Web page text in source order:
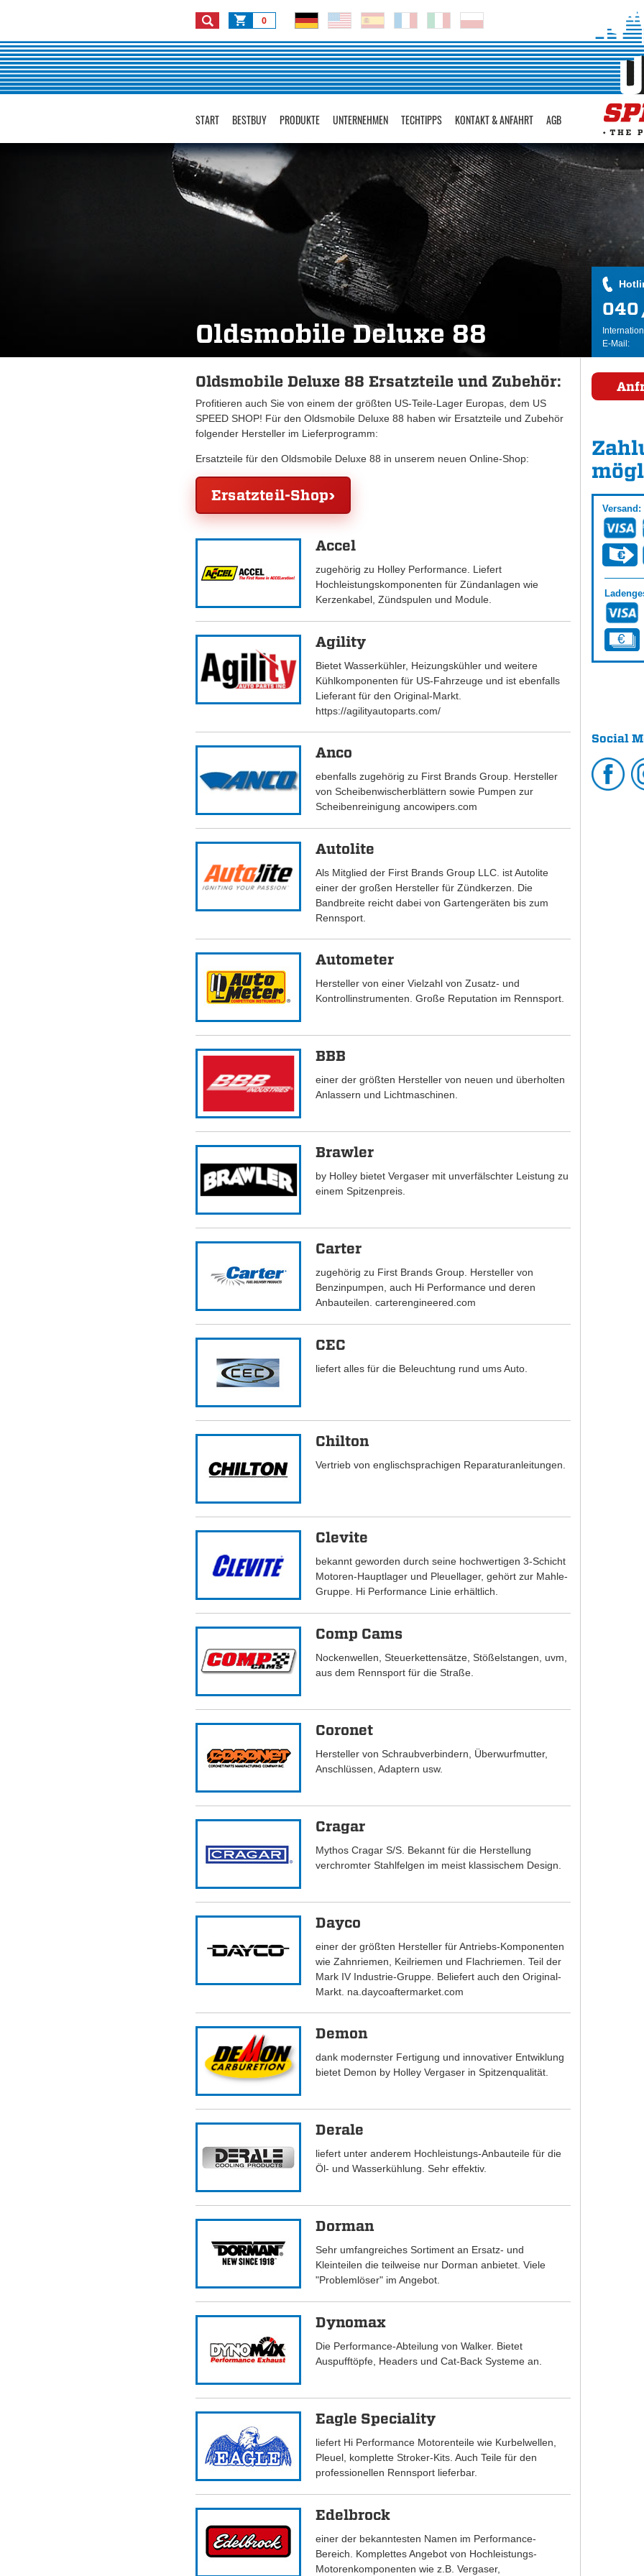
0
START BESTBUY PRODUKTE UNTERNEHMEN TECHTIPPS KONTAKT & ANFAHRT AGB
Oldsmobile Deluxe 88
040
E-Mail:
Oldsmobile Deluxe 88 Ersatzteile und Zubehör:
Profitieren auch Sie von einem der größten US-Teile-Lager Europas, dem US
SPEED SHOP! Für den Oldsmobile Deluxe 88 haben wir Ersatzteile und Zubehör
folgender Hersteller im Lieferprogramm:
Ersatzteile für den Oldsmobile Deluxe 88 in unserem neuen Online-Shop:
Ersatzteil-Shop
Accel
zugehörig zu Holley Performance. Liefert
Hochleistungskomponenten für Zündanlagen wie
Kerzenkabel, Zündspulen und Module.
Agility
Bietet Wasserkühler, Heizungskühler und weitere
Kühlkomponenten für US-Fahrzeuge und ist ebenfalls
Lieferant für den Original-Markt.
https://agilityautoparts.com/
Anco
ebenfalls zugehörig zu First Brands Group. Hersteller
von Scheibenwischerblättern sowie Pumpen zur
Scheibenreinigung ancowipers.com
Autolite
Als Mitglied der First Brands Group LLC. ist Autolite
einer der großen Hersteller für Zündkerzen. Die
Bandbreite reicht dabei von Gartengeräten bis zum
Rennsport.
Autometer
Hersteller von einer Vielzahl von Zusatz- und
Kontrollinstrumenten. Große Reputation im Rennsport.
BBB
einer der größten Hersteller von neuen und überholten
Anlassern und Lichtmaschinen.
Brawler
by Holley bietet Vergaser mit unverfälschter Leistung zu
einem Spitzenpreis.
Carter
zugehörig zu First Brands Group. Hersteller von
Benzinpumpen, auch Hi Performance und deren
Anbauteilen. carterengineered.com
CEC
liefert alles für die Beleuchtung rund ums Auto.
Chilton
Vertrieb von englischsprachigen Reparaturanleitungen.
Clevite
bekannt geworden durch seine hochwertigen 3-Schicht
Motoren-Hauptlager und Pleuellager, gehört zur Mahle-
Gruppe. Hi Performance Linie erhältlich.
Comp Cams
Nockenwellen, Steuerkettensätze, Stößelstangen, uvm,
aus dem Rennsport für die Straße.
Coronet
Hersteller von Schraubverbindern, Überwurfmutter,
Anschlüssen, Adaptern usw.
Cragar
Mythos Cragar S/S. Bekannt für die Herstellung
verchromter Stahlfelgen im meist klassischem Design.
Dayco
einer der größten Hersteller für Antriebs-Komponenten
wie Zahnriemen, Keilriemen und Flachriemen. Teil der
Mark IV Industrie-Gruppe. Beliefert auch den Original-
Markt. na.daycoaftermarket.com
Demon
dank modernster Fertigung und innovativer Entwiklung
bietet Demon by Holley Vergaser in Spitzenqualität.
Derale
liefert unter anderem Hochleistungs-Anbauteile für die
Öl- und Wasserkühlung. Sehr effektiv.
Dorman
Sehr umfangreiches Sortiment an Ersatz- und
Kleinteilen die teilweise nur Dorman anbietet. Viele
"Problemlöser" im Angebot.
Dynomax
Die Performance-Abteilung von Walker. Bietet
Auspufftöpfe, Headers und Cat-Back Systeme an.
Eagle Speciality
liefert Hi Performance Motorenteile wie Kurbelwellen,
Pleuel, komplette Stroker-Kits. Auch Teile für den
professionellen Rennsport lieferbar.
Edelbrock
einer der bekanntesten Namen im Performance-
Bereich. Komplettes Angebot von Hochleistungs-
Motorenkomponenten wie z.B. Vergaser,
Versand:
Social